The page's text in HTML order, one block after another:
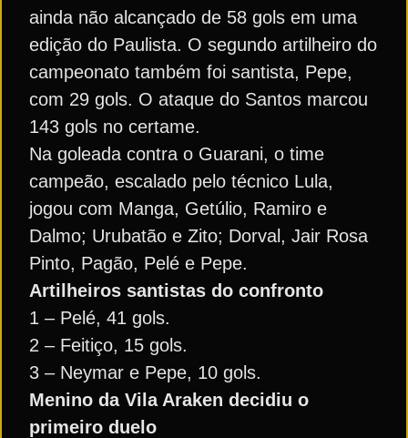
ainda não alcançado de 58 gols em uma
edição do Paulista. O segundo artilheiro do
campeonato também foi santista, Pepe,
com 29 gols. O ataque do Santos marcou
143 gols no certame.
Na goleada contra o Guarani, o time
campeão, escalado pelo técnico Lula,
jogou com Manga, Getúlio, Ramiro e
Dalmo; Urubatão e Zito; Dorval, Jair Rosa
Pinto, Pagão, Pelé e Pepe.
Artilheiros santistas do confronto
1 – Pelé, 41 gols.
2 – Feitiço, 15 gols.
3 – Neymar e Pepe, 10 gols.
Menino da Vila Araken decidiu o
primeiro duelo